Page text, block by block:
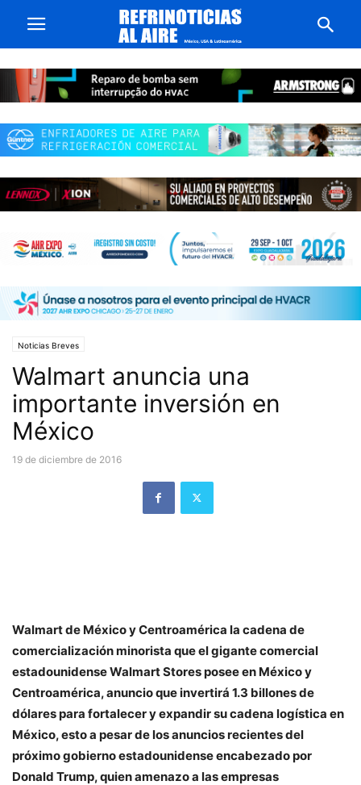
Noticias Breves
Walmart anuncia una
importante inversión en
México
19 de diciembre de 2016
Walmart de México y Centroamérica la cadena de
comercialización minorista que el gigante comercial
estadounidense Walmart Stores posee en México y
Centroamérica, anuncio que invertirá 1.3 billones de
dólares para fortalecer y expandir su cadena logística en
México, esto a pesar de los anuncios recientes del
próximo gobierno estadounidense encabezado por
Donald Trump, quien amenazo a las empresas